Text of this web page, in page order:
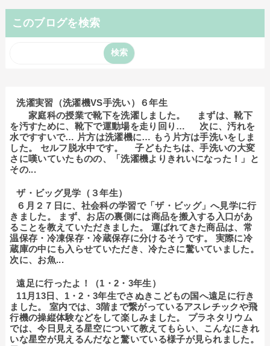
このブログを検索
洗濯実習（洗濯機VS手洗い）６年生
家庭科の授業で靴下を洗濯しました。 まずは、靴下
を汚すために、靴下で運動場を走り回り… 次に、汚れを
水ですすいで… 片方は洗濯機に… もう片方は手洗いをしま
した。 セルフ脱水中です。 子どもたちは、手洗いの大変
さに嘆いていたものの、「洗濯機よりきれいになった！」と
その...
ザ・ビッグ見学（３年生）
６月２７日に、社会科の学習で「ザ・ビッグ」へ見学に行
きました。 まず、お店の裏側には商品を搬入する入口があ
ることを教えていただきました。 運ばれてきた商品は、常
温保存・冷凍保存・冷蔵保存に分けるそうです。 実際に冷
蔵庫の中にも入らせていただき、冷たさに驚いていました。
次に、お魚...
遠足に行ったよ！（1・2・3年生）
11月13日、1・2・3年生でさぬきこどもの国へ遠足に行き
ました。 室内では、3階まで繋がっているアスレチックや飛
行機の操縦体験などをして楽しみました。 プラネタリウム
では、今日見える星空について教えてもらい、こんなにきれ
いな星空が見えるんだなと驚いている様子が見られました。